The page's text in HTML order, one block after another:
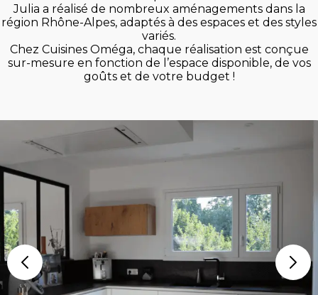
Julia a réalisé de nombreux aménagements dans la
région Rhône-Alpes, adaptés à des espaces et des styles
variés.
Chez Cuisines Oméga, chaque réalisation est conçue
sur-mesure en fonction de l’espace disponible, de vos
goûts et de votre budget !